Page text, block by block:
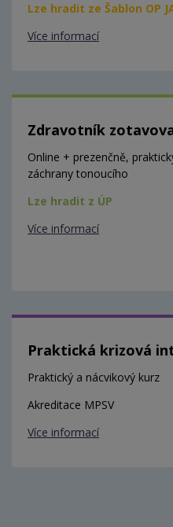
Lze hradit ze Šablon OP
Více informací
Zdravotník
Online + prezenčně,
záchrany tonoucího
Lze hradit z ÚP
Více informací
Praktická krizová
Praktický a nácvikový kurz
Akreditace MPSV
Více informací